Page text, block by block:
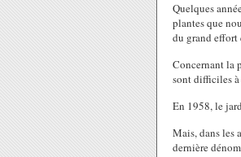
Quelques
plantes que
du grand effort
Concernant la
sont difficiles à
En 1958, le
Mais, dans les
dernière